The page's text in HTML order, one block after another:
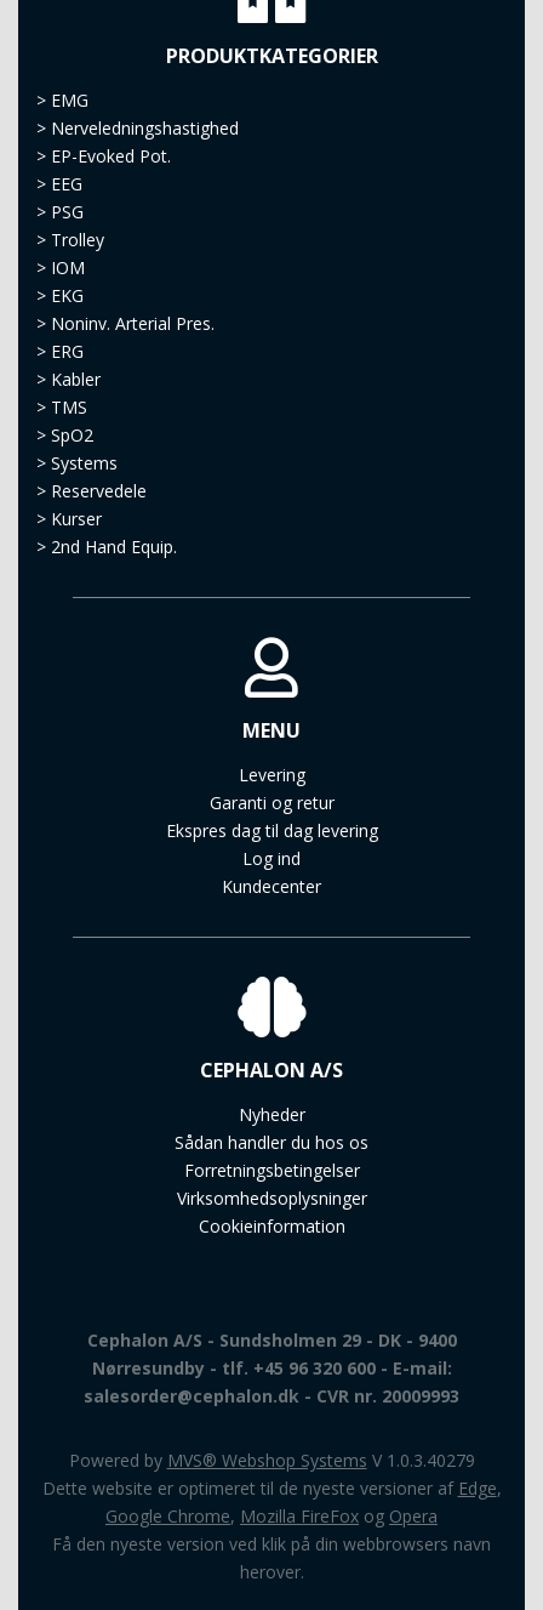
PRODUKTKATEGORIER
> EMG
> Nerveledningshastighed
> EP-Evoked Pot.
> EEG
> PSG
> Trolley
> IOM
> EKG
> Noninv. Arterial Pres.
> ERG
> Kabler
> TMS
> SpO2
> Systems
> Reservedele
> Kurser
> 2nd Hand Equip.
MENU
Levering
Garanti og retur
Ekspres dag til dag levering
Log ind
Kundecenter
CEPHALON A/S
Nyheder
Sådan handler du hos os
Forretningsbetingelser
Virksomhedsoplysninger
Cookieinformation
Cephalon A/S - Sundsholmen 29 - DK - 9400
Nørresundby - tlf. +45 96 320 600 - E-mail:
salesorder@cephalon.dk - CVR nr. 20009993
Powered by MVS® Webshop Systems V 1.0.3.40279
Dette website er optimeret til de nyeste versioner af Edge,
Google Chrome, Mozilla FireFox og Opera
Få den nyeste version ved klik på din webbrowsers navn
herover.